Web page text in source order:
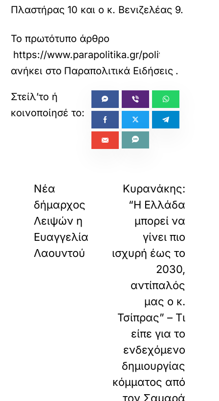
Πλαστήρας 10 και ο κ. Βενιζελέας 9.
Το πρωτότυπο άρθρο
https://www.parapolitika.gr/politiki/article/
ανήκει στο Παραπολιτικά Ειδήσεις .
Νέα
δήμαρχος
Λειψών η
Ευαγγελία
Λαουντού
Κυρανάκης:
“Η Ελλάδα
μπορεί να
γίνει πιο
ισχυρή έως το
2030,
αντίπαλός
μας ο κ.
Τσίπρας” – Τι
είπε για το
ενδεχόμενο
δημιουργίας
κόμματος από
τον Σαμαρά